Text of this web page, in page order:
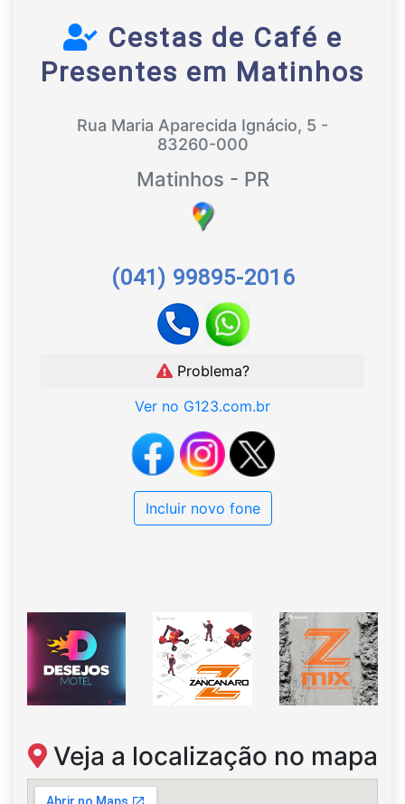
Cestas de Café e
Presentes em Matinhos
Rua Maria Aparecida Ignácio, 5 -
83260-000
Matinhos - PR
(041) 99895-2016
Problema?
Ver no G123.com.br
Incluir novo fone
Veja a localização no mapa